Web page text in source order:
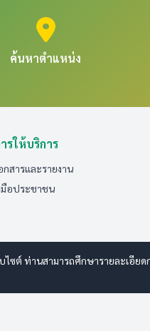
ค้นหาตำแหน่ง
รให้บริการ
กสารและรายงาน
อประชาชน
ต์ ท่านสามารถศึกษารายละเอียด